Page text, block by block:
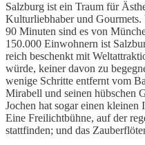
Salzburg ist ein Traum für
Kulturliebhaber und
90 Minuten sind es von
150.000 Einwohnern ist
reich beschenkt mit
würde, keiner davon zu
wenige Schritte entfernt vom
Mirabell und seinen hübschen
Jochen hat sogar einen
Eine Freilichtbühne, auf der
stattfinden; und das